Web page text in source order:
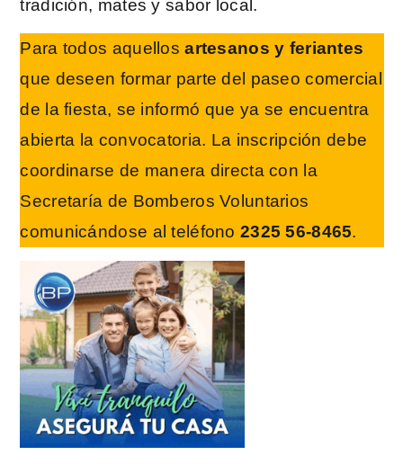
tradición, mates y sabor local.
Para todos aquellosartesanos y feriantes
que deseen formar parte del paseo comercial
de la fiesta, se informó que ya se encuentra
abierta la convocatoria. La inscripción debe
coordinarse de manera directa con la
Secretaría de Bomberos Voluntarios
comunicándose al teléfono 2325 56-8465.